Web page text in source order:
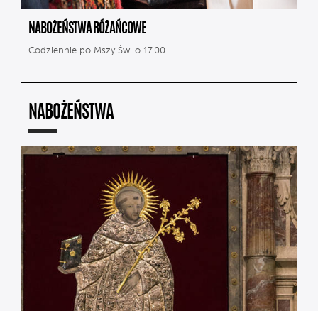
NABOŻEŃSTWA RÓŻAŃCOWE
Codziennie po Mszy Św. o 17.00
NABOŻEŃSTWA